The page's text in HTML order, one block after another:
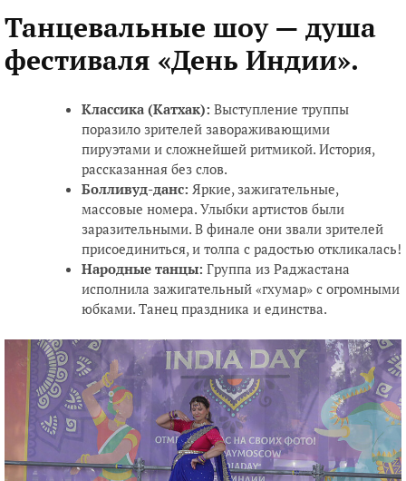
Танцевальные шоу — душа
фестиваля «День Индии».
Классика (Катхак): Выступление труппы
поразило зрителей завораживающими
пируэтами и сложнейшей ритмикой. История,
рассказанная без слов.
Болливуд-данс: Яркие, зажигательные,
массовые номера. Улыбки артистов были
заразительными. В финале они звали зрителей
присоединиться, и толпа с радостью откликалась!
Народные танцы: Группа из Раджастана
исполнила зажигательный «гхумар» с огромными
юбками. Танец праздника и единства.